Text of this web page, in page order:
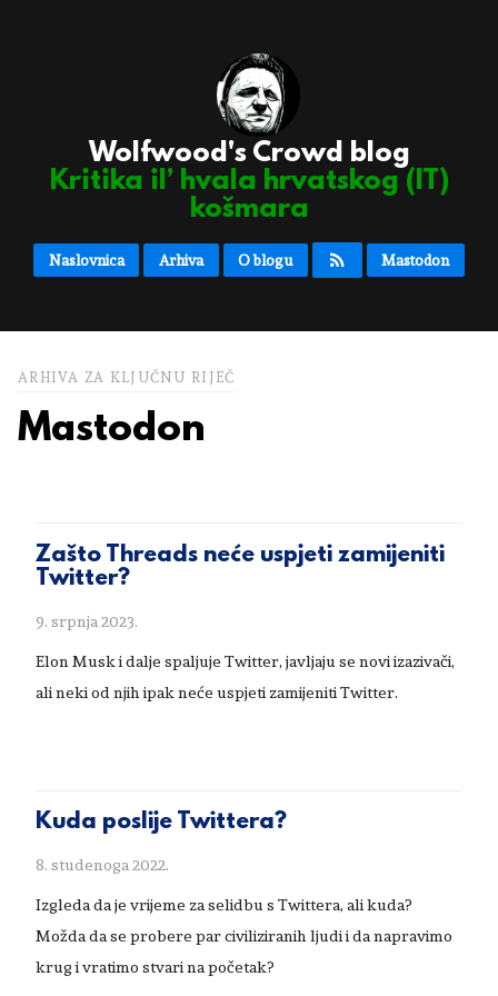
Wolfwood's Crowd blog
Kritika il’ hvala hrvatskog (IT)
košmara
Naslovnica Arhiva O blogu Mastodon
ARHIVA ZA KLJUČNU RIJEČ
Mastodon
Zašto Threads neće uspjeti zamijeniti
Twitter?
9. srpnja 2023.
Elon Musk i dalje spaljuje Twitter, javljaju se novi izazivači,
ali neki od njih ipak neće uspjeti zamijeniti Twitter.
Kuda poslije Twittera?
8. studenoga 2022.
Izgleda da je vrijeme za selidbu s Twittera, ali kuda?
Možda da se probere par civiliziranih ljudi i da napravimo
krug i vratimo stvari na početak?